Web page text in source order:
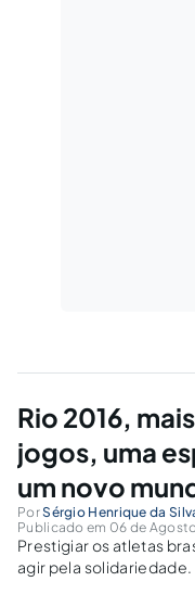
Rio 2016,
jogos, uma
um novo
PorSérgio Henrique da
Publicado em 06 de Agosto
Prestigiar os atletas
agir pela